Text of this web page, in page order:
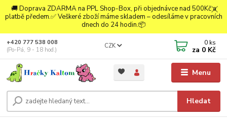
🚚 Doprava ZDARMA na PPL Shop-Box, při objednávce nad 500Kč a
platbě předem.✅ Veškeré zboží máme skladem – odesíláme v pracovních
dnech do 24 hodin.📦
Menu
CZK
Hledat
+420 777 538 008
(Po-Pá, 9 - 18 hod.)
0 ks
za 0 Kč